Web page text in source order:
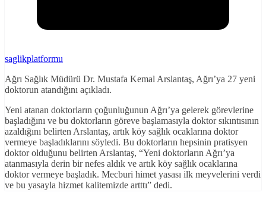
saglikplatformu
Ağrı Sağlık Müdürü Dr. Mustafa Kemal Arslantaş, Ağrı’ya 27 yeni
doktorun atandığını açıkladı.
Yeni atanan doktorların çoğunluğunun Ağrı’ya gelerek görevlerine
başladığını ve bu doktorların göreve başlamasıyla doktor sıkıntısının
azaldığını belirten Arslantaş, artık köy sağlık ocaklarına doktor
vermeye başladıklarını söyledi. Bu doktorların hepsinin pratisyen
doktor olduğunu belirten Arslantaş, “Yeni doktorların Ağrı’ya
atanmasıyla derin bir nefes aldık ve artık köy sağlık ocaklarına
doktor vermeye başladık. Mecburi himet yasası ilk meyvelerini verdi
ve bu yasayla hizmet kalitemizde artttı” dedi.